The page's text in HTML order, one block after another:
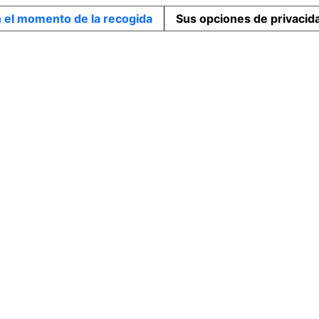
el momento de la recogida Sus opciones de